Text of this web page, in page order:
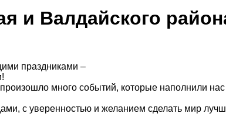
и Валдайского
праздниками –
много событий, которые наполнили
с уверенностью и желанием сделать мир